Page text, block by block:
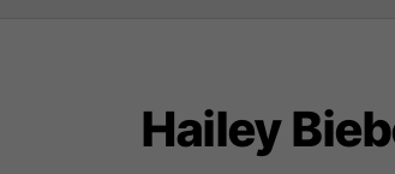
Hailey